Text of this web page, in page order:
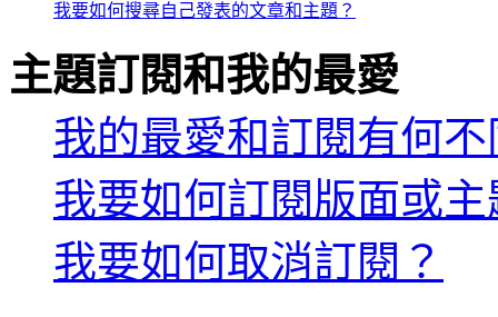
我要如何搜尋自己發表的文章和主題？
主題訂閱和我的最愛
我的最愛和訂閱有何不
我要如何訂閱版面或主
我要如何取消訂閱？